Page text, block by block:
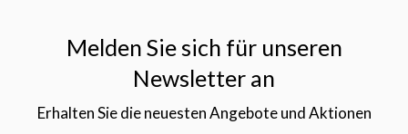
Melden Sie sich für unseren
Newsletter an
Erhalten Sie die neuesten Angebote und Aktionen